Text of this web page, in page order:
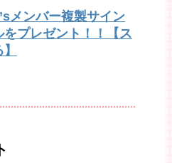
メンバー複製サイン
プレゼント！！【ス